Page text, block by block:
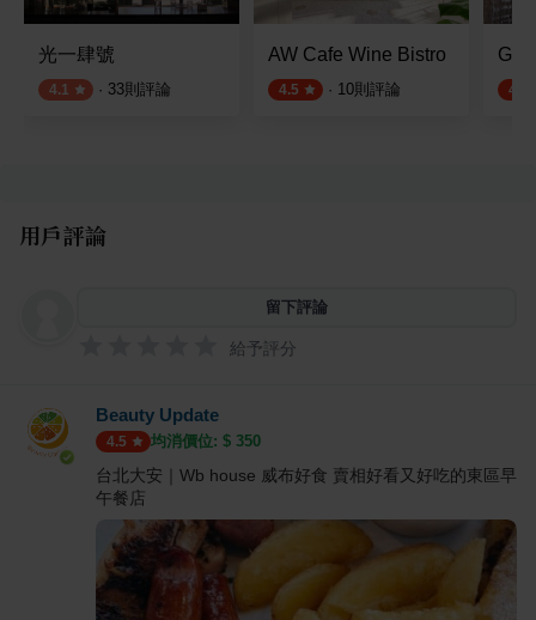
光一肆號
4.1 · 33則評論
AW Cafe Wine Bistro
4.5 · 10則評論 4.5
用戶評論
留下評論
給予評分
Beauty Update
4.5 均消價位: $ 350
台北大安｜Wb house 威布好食 賣相好看又好吃的東區早
午餐店